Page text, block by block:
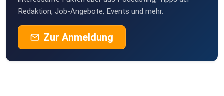
Redaktion, Job-Angebote, Events und mehr.
Zur Anmeldung